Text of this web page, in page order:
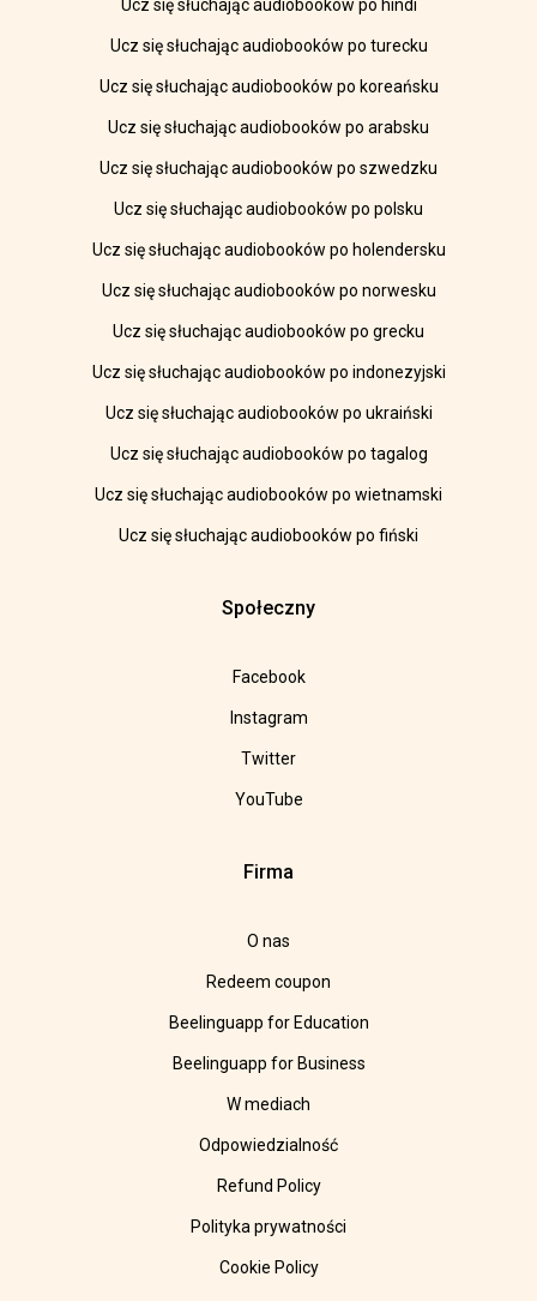
Ucz się słuchając audiobooków po hindi
Ucz się słuchając audiobooków po turecku
Ucz się słuchając audiobooków po koreańsku
Ucz się słuchając audiobooków po arabsku
Ucz się słuchając audiobooków po szwedzku
Ucz się słuchając audiobooków po polsku
Ucz się słuchając audiobooków po holendersku
Ucz się słuchając audiobooków po norwesku
Ucz się słuchając audiobooków po grecku
Ucz się słuchając audiobooków po indonezyjski
Ucz się słuchając audiobooków po ukraiński
Ucz się słuchając audiobooków po tagalog
Ucz się słuchając audiobooków po wietnamski
Ucz się słuchając audiobooków po fiński
Społeczny
Facebook
Instagram
Twitter
YouTube
Firma
O nas
Redeem coupon
Beelinguapp for Education
Beelinguapp for Business
W mediach
Odpowiedzialność
Refund Policy
Polityka prywatności
Cookie Policy